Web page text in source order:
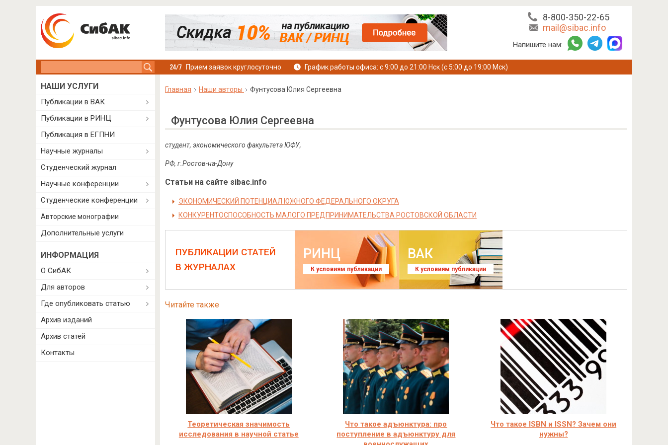
8-800-350-22-65
mail@sibac.info
Напишите нам:
Прием заявок круглосуточно График работы офиса: с 9:00 до 21:00 Нск (с 5:00 до 19:00 Мск)
Главная Наши авторы Фунтусова Юлия Сергеевна
Фунтусова Юлия Сергеевна
студент, экономического факультета ЮФУ,
РФ, г.Ростов-на-Дону
Статьи на сайте sibac.info
ЭКОНОМИЧЕСКИЙ ПОТЕНЦИАЛ ЮЖНОГО ФЕДЕРАЛЬНОГО ОКРУГА
КОНКУРЕНТОСПОСОБНОСТЬ МАЛОГО ПРЕДПРИНИМАТЕЛЬСТВА РОСТОВСКОЙ ОБЛАСТИ
ПУБЛИКАЦИИ СТАТЕЙ
В ЖУРНАЛАХ
РИНЦ
К условиям публикации
ВАК
К условиям публикации
Читайте также
Теоретическая значимость
исследования в научной статье
Что такое адъюнктура: про
поступление в адъюнктуру для
Что такое ISBN и ISSN? Зачем они
нужны?
НАШИ УСЛУГИ
Публикации в ВАК
Публикации в РИНЦ
Публикация в ЕГПНИ
Научные журналы
Студенческий журнал
Научные конференции
Студенческие конференции
Авторские монографии
Дополнительные услуги
ИНФОРМАЦИЯ
О СибАК
Для авторов
Где опубликовать статью
Архив изданий
Архив статей
Контакты